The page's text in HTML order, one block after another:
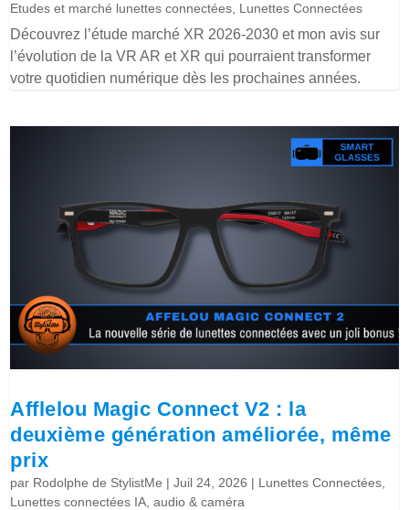
Etudes et marché lunettes connectées, Lunettes Connectées
Découvrez l’étude marché XR 2026-2030 et mon avis sur
l’évolution de la VR AR et XR qui pourraient transformer
votre quotidien numérique dès les prochaines années.
Afflelou Magic Connect V2 : la
deuxième génération améliorée, même
prix
par Rodolphe de StylistMe |Juil 24, 2026 | Lunettes Connectées,
Lunettes connectées IA, audio & caméra